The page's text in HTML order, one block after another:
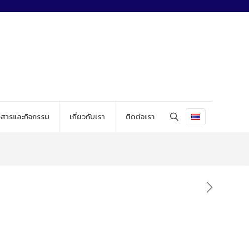
ารและกิจกรรม เกี่ยวกับเรา ติดต่อเรา